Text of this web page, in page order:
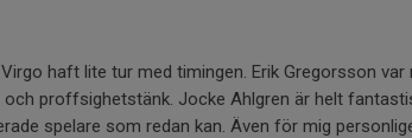
haft lite tur med timingen. Erik Gregorsson var
proffsighetstänk. Jocke Ahlgren är helt
spelare som redan kan. Även för mig